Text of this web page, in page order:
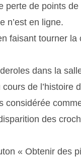
perte de points
n’est en ligne.
faisant tourner
dans la
de l’histoire
considérée
des
« Obtenir des